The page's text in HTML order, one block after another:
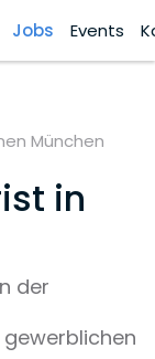
Jobs Events
München
in
der